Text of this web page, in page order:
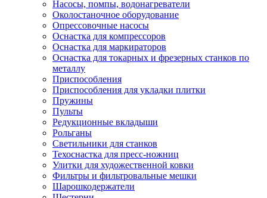
Насосы, помпы, водонагреватели
Околостаночное оборудование
Опрессовочные насосы
Оснастка для компрессоров
Оснастка для маркираторов
Оснастка для токарных и фрезерных станков по
металлу
Приспособления
Приспособления для укладки плитки
Пружины
Пульты
Редукционные вкладыши
Рольганы
Светильники для станков
Техоснастка для пресс-ножниц
Улитки для художественной ковки
Фильтры и фильтровальные мешки
Шарошкодержатели